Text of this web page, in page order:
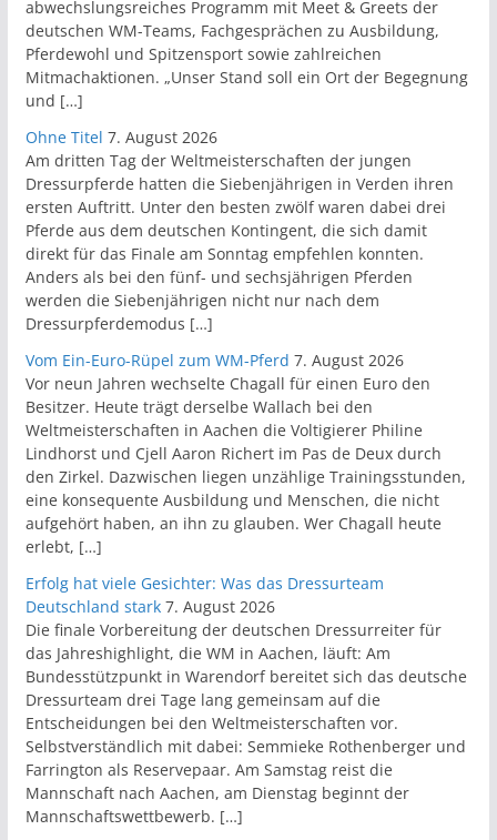
abwechslungsreiches Programm mit Meet & Greets der
deutschen WM-Teams, Fachgesprächen zu Ausbildung,
Pferdewohl und Spitzensport sowie zahlreichen
Mitmachaktionen. „Unser Stand soll ein Ort der Begegnung
und […]
Ohne Titel 7. August 2026
Am dritten Tag der Weltmeisterschaften der jungen
Dressurpferde hatten die Siebenjährigen in Verden ihren
ersten Auftritt. Unter den besten zwölf waren dabei drei
Pferde aus dem deutschen Kontingent, die sich damit
direkt für das Finale am Sonntag empfehlen konnten.
Anders als bei den fünf- und sechsjährigen Pferden
werden die Siebenjährigen nicht nur nach dem
Dressurpferdemodus […]
Vom Ein-Euro-Rüpel zum WM-Pferd 7. August 2026
Vor neun Jahren wechselte Chagall für einen Euro den
Besitzer. Heute trägt derselbe Wallach bei den
Weltmeisterschaften in Aachen die Voltigierer Philine
Lindhorst und Cjell Aaron Richert im Pas de Deux durch
den Zirkel. Dazwischen liegen unzählige Trainingsstunden,
eine konsequente Ausbildung und Menschen, die nicht
aufgehört haben, an ihn zu glauben. Wer Chagall heute
erlebt, […]
Erfolg hat viele Gesichter: Was das Dressurteam
Deutschland stark 7. August 2026
Die finale Vorbereitung der deutschen Dressurreiter für
das Jahreshighlight, die WM in Aachen, läuft: Am
Bundesstützpunkt in Warendorf bereitet sich das deutsche
Dressurteam drei Tage lang gemeinsam auf die
Entscheidungen bei den Weltmeisterschaften vor.
Selbstverständlich mit dabei: Semmieke Rothenberger und
Farrington als Reservepaar. Am Samstag reist die
Mannschaft nach Aachen, am Dienstag beginnt der
Mannschaftswettbewerb. […]